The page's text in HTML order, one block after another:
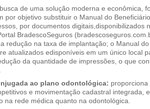
de uma solução moderna e econômica,
por objetivo substituir o Manual do
por documentos digitais,disponibilizados
BradescoSeguros
redução na taxa de implantação; o Manual
atualizados edisponíveis em um único local
da quantidade de impressões, o que
ao plano odontológica:
e movimentação cadastral integrada,
na rede médica quanto na odontológica.